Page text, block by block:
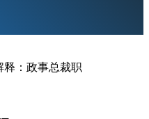
释：政事总裁职